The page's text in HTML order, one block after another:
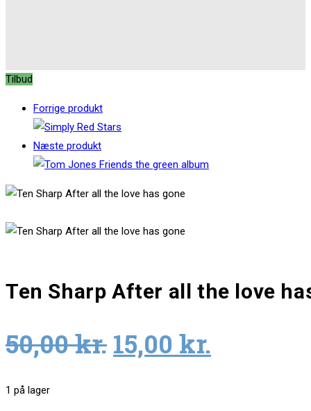
Tilbud
Forrige produkt
Næste produkt
Ten Sharp After all the love
50,00kr. Original
price
15,00 kr.
price
1 på lager